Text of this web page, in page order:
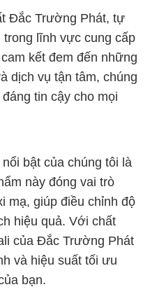
Đắc Trường Phát, tự
lĩnh vực cung cấp
kết đem đến những
dịch vụ tận tâm, chúng
tin cậy cho mọi
bật của chúng tôi là
này đóng vai trò
mạ, giúp điều chỉnh độ
hiệu quả. Với chất
của Đắc Trường Phát
và hiệu suất tối ưu
bạn.